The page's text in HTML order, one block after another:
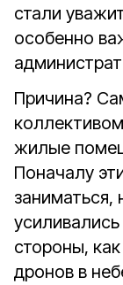
стали
особенно
Причина?
жилые
Поначалу
заниматься,
стороны,
дронов в